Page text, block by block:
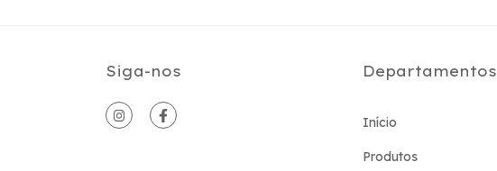
Siga-nos Departamentos
Início
Produtos